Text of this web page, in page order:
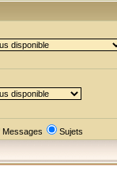
Messages Sujets